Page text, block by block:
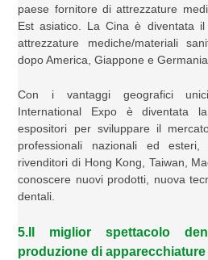
paese fornitore di attrezzature
Est asiatico. La Cina è diventata
attrezzature mediche/materiali
dopo America, Giappone e Germania.
Con i vantaggi geografici
International Expo è diventata
espositori per sviluppare il
professionali nazionali ed
rivenditori di Hong Kong, Taiwan,
conoscere nuovi prodotti, nuova
dentali.
5.Il miglior spettacolo
produzione di